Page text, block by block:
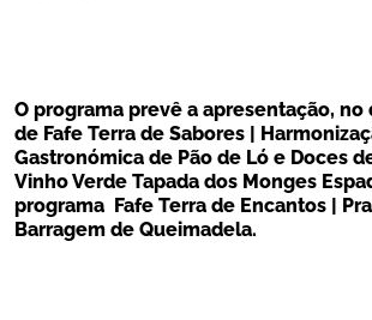
de Fafe Terra de Sabores |
Gastronómica de Pão de Ló e Doces
Vinho Verde Tapada dos Monges
programa  Fafe Terra de Encantos |
Barragem de Queimadela.